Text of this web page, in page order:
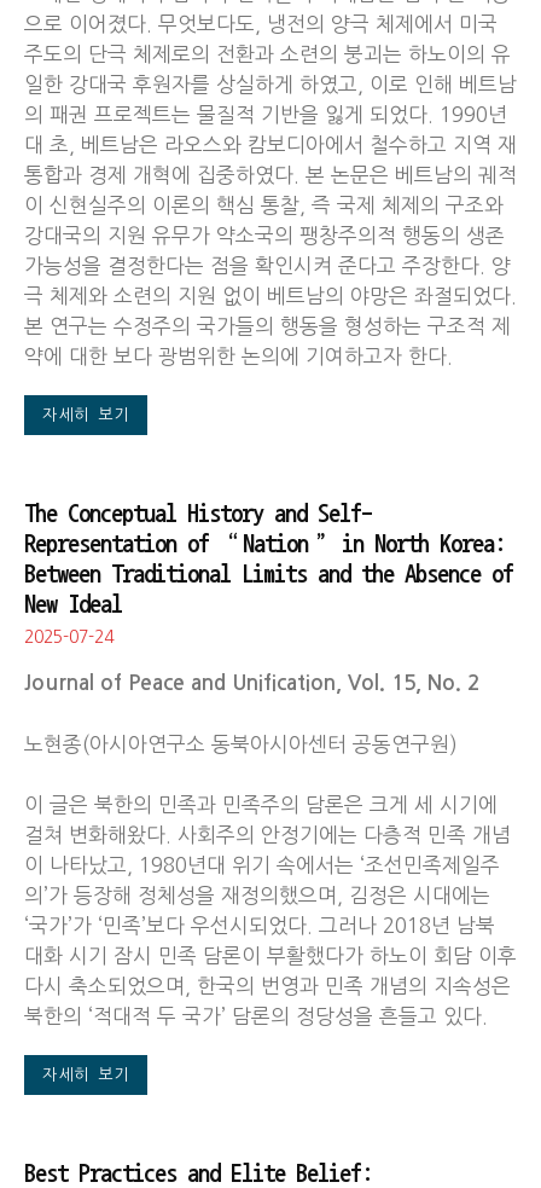
으로 이어졌다. 무엇보다도, 냉전의 양극 체제에서 미국
주도의 단극 체제로의 전환과 소련의 붕괴는 하노이의 유
일한 강대국 후원자를 상실하게 하였고, 이로 인해 베트남
의 패권 프로젝트는 물질적 기반을 잃게 되었다. 1990년
대 초, 베트남은 라오스와 캄보디아에서 철수하고 지역 재
통합과 경제 개혁에 집중하였다. 본 논문은 베트남의 궤적
이 신현실주의 이론의 핵심 통찰, 즉 국제 체제의 구조와
강대국의 지원 유무가 약소국의 팽창주의적 행동의 생존
가능성을 결정한다는 점을 확인시켜 준다고 주장한다. 양
극 체제와 소련의 지원 없이 베트남의 야망은 좌절되었다.
본 연구는 수정주의 국가들의 행동을 형성하는 구조적 제
약에 대한 보다 광범위한 논의에 기여하고자 한다.
자세히 보기
The Conceptual History and Self-
Representation of “Nation” in North Korea:
Between Traditional Limits and the Absence of
New Ideal
2025-07-24
Journal of Peace and Unification, Vol. 15, No. 2
노현종(아시아연구소 동북아시아센터 공동연구원)
이 글은 북한의 민족과 민족주의 담론은 크게 세 시기에
걸쳐 변화해왔다. 사회주의 안정기에는 다층적 민족 개념
이 나타났고, 1980년대 위기 속에서는 ‘조선민족제일주
의’가 등장해 정체성을 재정의했으며, 김정은 시대에는
‘국가’가 ‘민족’보다 우선시되었다. 그러나 2018년 남북
대화 시기 잠시 민족 담론이 부활했다가 하노이 회담 이후
다시 축소되었으며, 한국의 번영과 민족 개념의 지속성은
북한의 ‘적대적 두 국가’ 담론의 정당성을 흔들고 있다.
자세히 보기
Best Practices and Elite Belief: